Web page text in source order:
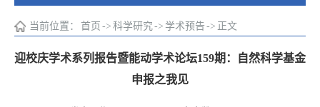
当前位置： 首页 -> 科学研究-> 学术预告 -> 正文
迎校庆学术系列报告暨能动学术论坛159期：自然科学基金
申报之我见